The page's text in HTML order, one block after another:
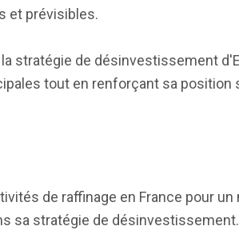
et prévisibles.
stratégie de désinvestissement
tout en renforçant sa position
de raffinage en France pour un
sa stratégie de